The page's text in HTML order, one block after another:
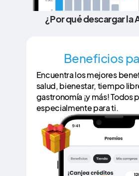
¿Por qué descargar la
Beneficios
Encuentra los mejores
salud, bienestar, tiempo
gastronomía ¡y más! Todos
especialmente para ti.